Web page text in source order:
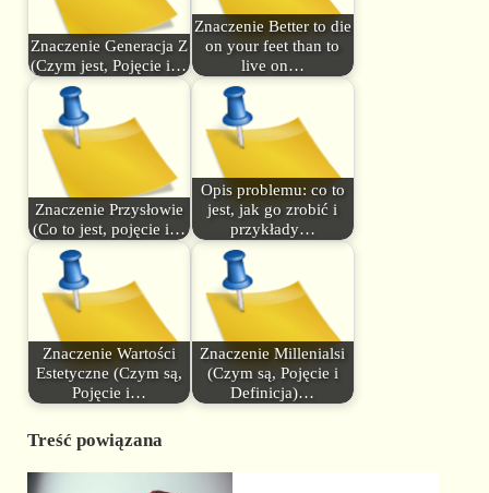
Znaczenie Generacja Z
(Czym jest, Pojęcie i…
Znaczenie Better to die
on your feet than to
live on…
Znaczenie Przysłowie
(Co to jest, pojęcie i…
Opis problemu: co to
jest, jak go zrobić i
przykłady…
Znaczenie Wartości
Estetyczne (Czym są,
Pojęcie i…
Znaczenie Millenialsi
(Czym są, Pojęcie i
Definicja)…
Treść powiązana